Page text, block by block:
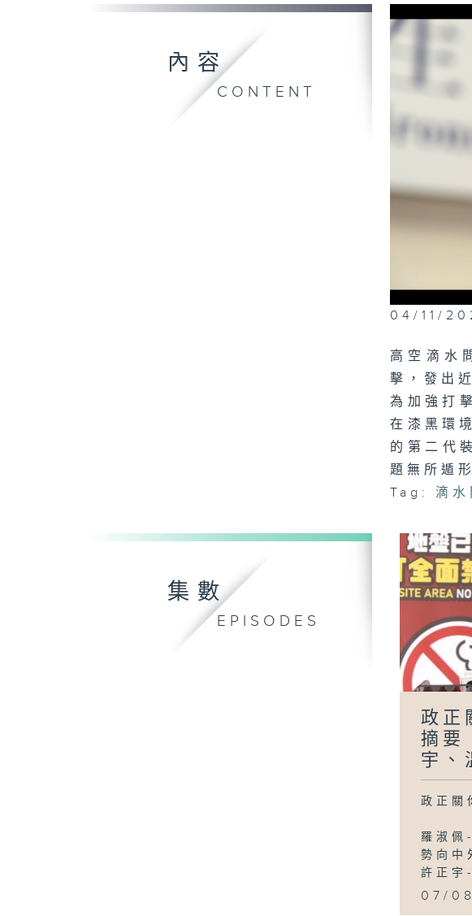
內容
CONTENT
04/11/
高空滴水
擊，發出
為加強打
在漆黑環
的第二代
題無所遁
Tag:
滴水
集數
EPISODES
政正
摘要
宇、
政正關
羅淑佩
勢向中
許正宇
07/